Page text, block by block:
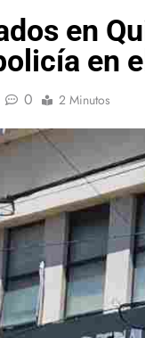
en
en
0 2 Minutos